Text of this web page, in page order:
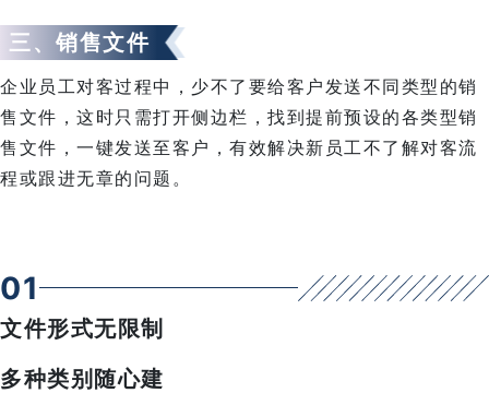
三、销售文件
企业员工对客过程中，少不了要给客户发送不同类型的销
售文件，这时只需打开侧边栏，找到提前预设的各类型销
售文件，一键发送至客户，有效解决新员工不了解对客流
程或跟进无章的问题。
01
文件形式无限制
多种类别随心建